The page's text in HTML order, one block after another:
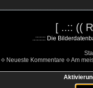
[ ..:: ((
..::::::: Die
Neueste Kommentare Am